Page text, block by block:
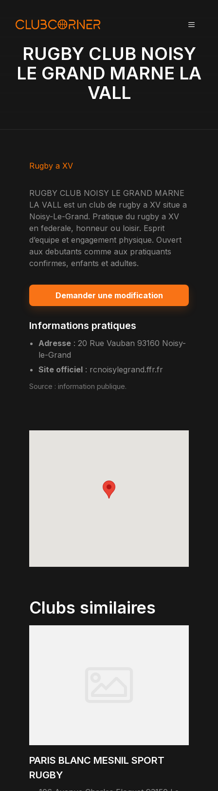
MENU
RUGBY CLUB NOISY
LE GRAND MARNE LA
VALL
Rugby a XV
RUGBY CLUB NOISY LE GRAND MARNE
LA VALL est un club de rugby a XV situe a
Noisy-Le-Grand. Pratique du rugby a XV
en federale, honneur ou loisir. Esprit
d’equipe et engagement physique. Ouvert
aux debutants comme aux pratiquants
confirmes, enfants et adultes.
Demander une modification
Informations pratiques
Adresse :20 Rue Vauban 93160 Noisy-
le-Grand
Site officiel : rcnoisylegrand.ffr.fr
Source : information publique.
Clubs similaires
PARIS BLANC MESNIL SPORT
RUGBY